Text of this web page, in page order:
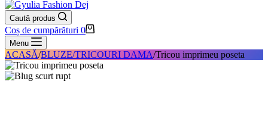
Caută produs
Coș de cumpărături 0
Menu
ACASĂ/BLUZE/TRICOURI DAMA/Tricou imprimeu poseta